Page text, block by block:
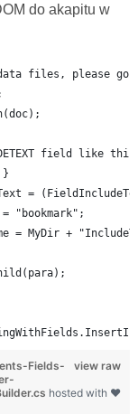
do akapitu w
files, please go
field like
}
=
"bookmark";
= MyDir +
view raw
Fields-
hosted with ❤